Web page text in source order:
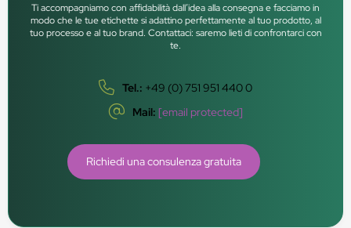
Ti accompagniamo con affidabilità dall’idea alla consegna e facciamo in
modo che le tue etichette si adattino perfettamente al tuo prodotto, al
tuo processo e al tuo brand. Contattaci: saremo lieti di confrontarci con
te.
Tel.: +49 (0) 751 951 440 0
Mail: [email protected]
Richiedi una consulenza gratuita